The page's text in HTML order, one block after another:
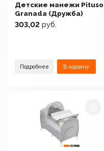
Детские манежи Pituso
Granada (Дружба)
303,02 руб.
Подробнее В корзину